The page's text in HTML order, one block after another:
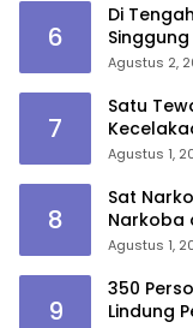
6
Di
Agustus 2,
7
Satu
Agustus 1,
8
Sat
Narkoba
Pelaku
Agustus 1,
9
350
Lindung